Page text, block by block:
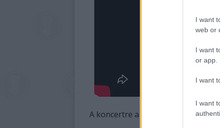
I want
web or
I want
or app.
I want
I want
A koncertre a belépés ingyenes!